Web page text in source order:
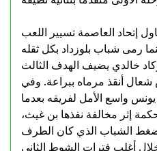
إتحاد العاصمة تسيير اللعب
رمى شباب بلوزداد بكل ثقله
خالدي يضيف الهدف الثالث
الحارس شعال أنقذ مرماه ببراعة. وفي
يونس واسع الأمل لفريقه بعدما
إثر مخالفة نفذها بن غيث،
ضغط الشباب الذي كان الطرف